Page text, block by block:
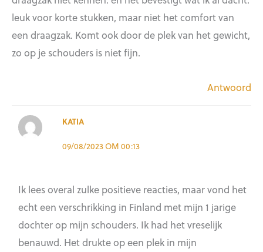
leuk voor korte stukken, maar niet het comfort van
een draagzak. Komt ook door de plek van het gewicht,
zo op je schouders is niet fijn.
Antwoord
KATIA
09/08/2023 OM 00:13
Ik lees overal zulke positieve reacties, maar vond het
echt een verschrikking in Finland met mijn 1 jarige
dochter op mijn schouders. Ik had het vreselijk
benauwd. Het drukte op een plek in mijn